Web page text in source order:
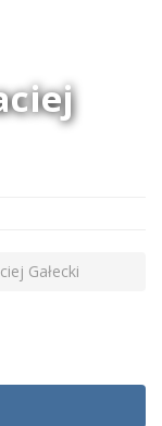
Gałecki